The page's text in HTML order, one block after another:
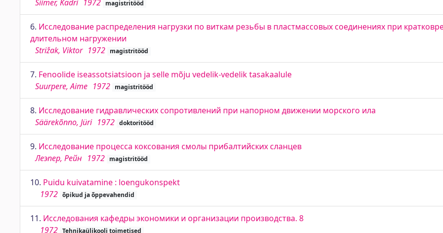
Siimer, Kadri 1972 magistritööd
6. Исследование распределения нагрузки по виткам резьбы в пластмассовых соединениях при
длительном нагружении
Strižak, Viktor 1972 magistritööd
7. Fenoolide iseassotsiatsioon ja selle mõju vedelik-vedelik tasakaalule
Suurpere, Aime 1972 magistritööd
8. Исследование гидравлических сопротивлений при напорном движении морского ила
Säärekõnno, Jüri 1972 doktoritööd
9. Исследование процесса коксования смолы прибалтийских сланцев
Леэпер, Рейн 1972 magistritööd
10. Puidu kuivatamine : loengukonspekt
1972 õpikud ja õppevahendid
11. Исследования кафедры экономики и организации производства. 8
1972 Tehnikaülikooli toimetised